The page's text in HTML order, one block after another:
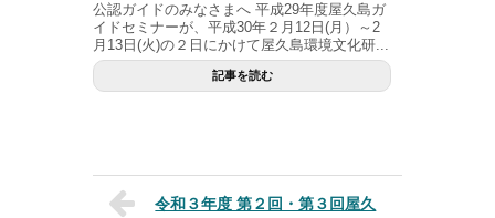
公認ガイドのみなさまへ 平成29年度屋久島ガ
イドセミナーが、平成30年２月12日(月）～2
月13日(火)の２日にかけて屋久島環境文化研...
記事を読む
令和３年度 第２回・第３回屋久